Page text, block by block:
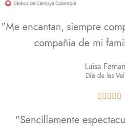
"Me encantan, siempre
compañia de mi
Luisa
Día de las
    
"Sencillamente